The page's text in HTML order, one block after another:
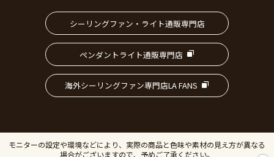
シーリングファン・ライト通販専門店
ペンダントライト通販専門店
海外シーリングファン専門店LA FANS
モニターの設定や環境などにより、実際の商品と色味や素材の見え方が異なる
場合がございますので、予めご了承ください。